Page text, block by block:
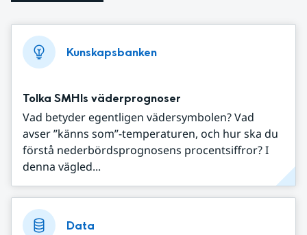
Kunskapsbanken
Tolka SMHIs väderprognoser
Vad betyder egentligen vädersymbolen? Vad
avser ”känns som”-temperaturen, och hur ska du
förstå nederbördsprognosens procentsiffror? I
denna vägled...
Data